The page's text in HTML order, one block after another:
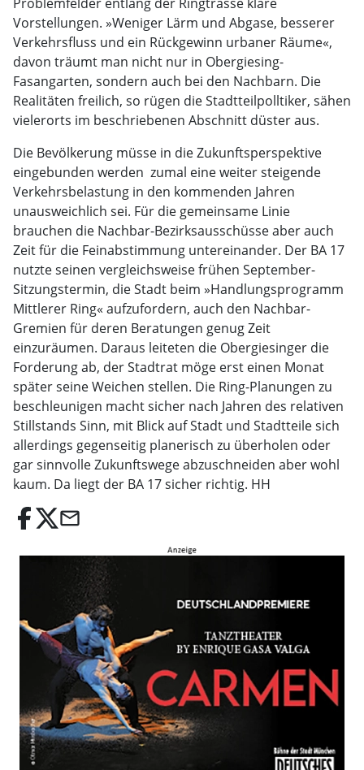
Vorstellungen. »Weniger Lärm und Abgase, besserer
Verkehrsfluss und ein Rückgewinn urbaner Räume«,
davon träumt man nicht nur in Obergiesing-
Fasangarten, sondern auch bei den Nachbarn. Die
Realitäten freilich, so rügen die Stadtteilpolltiker, sähen
vielerorts im beschriebenen Abschnitt düster aus.
Die Bevölkerung müsse in die Zukunftsperspektive
eingebunden werden  zumal eine weiter steigende
Verkehrsbelastung in den kommenden Jahren
unausweichlich sei. Für die gemeinsame Linie
brauchen die Nachbar-Bezirksausschüsse aber auch
Zeit für die Feinabstimmung untereinander. Der BA 17
nutzte seinen vergleichsweise frühen September-
Sitzungstermin, die Stadt beim »Handlungsprogramm
Mittlerer Ring« aufzufordern, auch den Nachbar-
Gremien für deren Beratungen genug Zeit
einzuräumen. Daraus leiteten die Obergiesinger die
Forderung ab, der Stadtrat möge erst einen Monat
später seine Weichen stellen. Die Ring-Planungen zu
beschleunigen macht sicher nach Jahren des relativen
Stillstands Sinn, mit Blick auf Stadt und Stadtteile sich
allerdings gegenseitig planerisch zu überholen oder
gar sinnvolle Zukunftswege abzuschneiden aber wohl
kaum. Da liegt der BA 17 sicher richtig. HH
email